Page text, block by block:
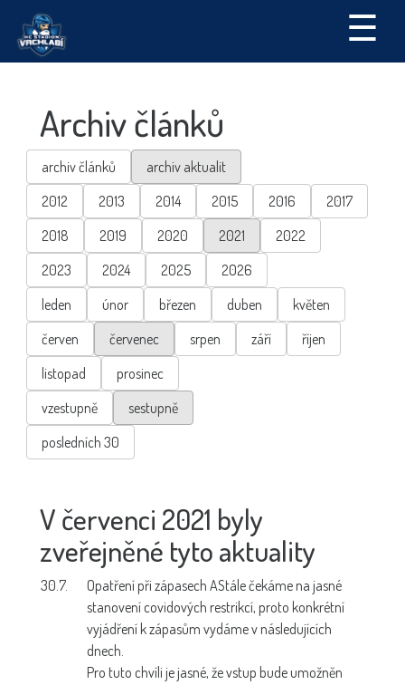
☰
Archiv článků
archiv článků
archiv aktualit
2012
2013 2014 2015 2016
2017
2018
2019 2020 2021
2022
2023
2024 2025
2026
leden
únor březen duben
květen
červen
červenec srpen září
říjen
listopad
prosinec
vzestupně
sestupně
posledních 30
V červenci 2021 byly
zveřejněné tyto aktuality
30.7. Opatření při zápasech AStále čekáme na jasné
stanovení covidových restrikcí, proto konkrétní
vyjádření k zápasům vydáme v následujících
dnech.
Pro tuto chvíli je jasné, že vstup bude umožněn